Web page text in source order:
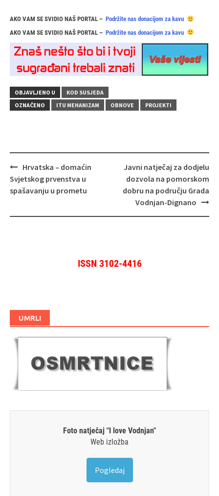
AKO VAM SE SVIDIO NAŠ PORTAL – Podržite nas donacijom za kavu
AKO VAM SE SVIDIO NAŠ PORTAL – Podržite nas donacijom za kavu
OBJAVLJENO U
KOD SUSJEDA
OZNAČENO
ITU MEHANIZAM OBNOVE PROJEKTI
Navigacija
objava
Hrvatska – domaćin
Svjetskog prvenstva u
spašavanju u prometu
Javni natječaj za dodjelu
dozvola na pomorskom
dobru na području Grada
Vodnjan-Dignano
ISSN 3102-4416
UMRLI
Foto natječaj "I love Vodnjan"
Web izložba
Pogledaj